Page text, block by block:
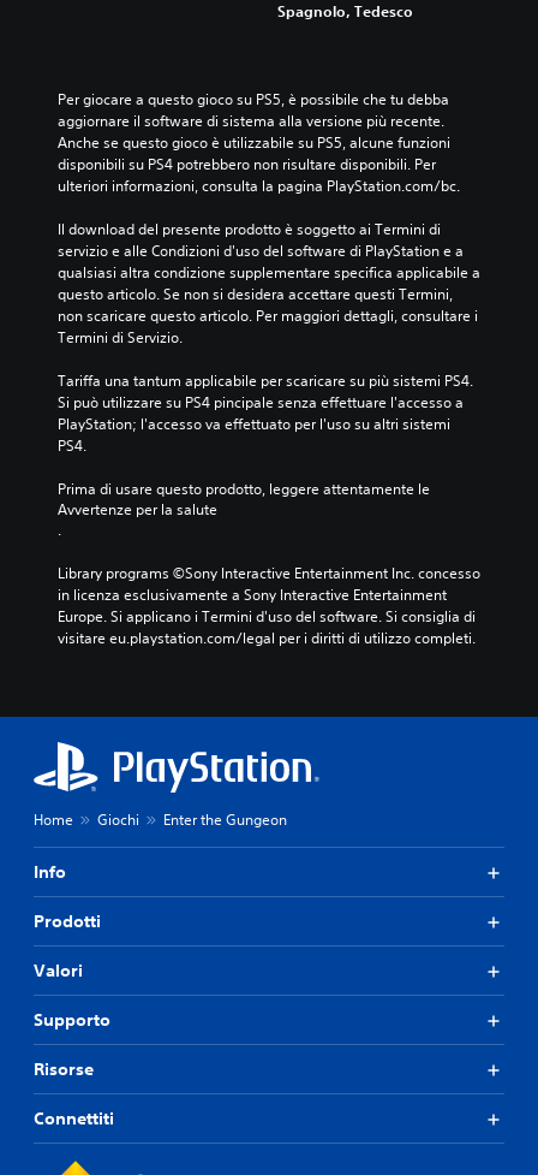
Spagnolo, Tedesco
Per giocare a questo gioco su PS5, è possibile che tu debba
aggiornare il software di sistema alla versione più recente.
Anche se questo gioco è utilizzabile su PS5, alcune funzioni
disponibili su PS4 potrebbero non risultare disponibili. Per
ulteriori informazioni, consulta la pagina PlayStation.com/bc.
Il download del presente prodotto è soggetto ai Termini di
servizio e alle Condizioni d'uso del software di PlayStation e a
qualsiasi altra condizione supplementare specifica applicabile a
questo articolo. Se non si desidera accettare questi Termini,
non scaricare questo articolo. Per maggiori dettagli, consultare i
Termini di Servizio.
Tariffa una tantum applicabile per scaricare su più sistemi PS4.
Si può utilizzare su PS4 pincipale senza effettuare l'accesso a
PlayStation; l'accesso va effettuato per l'uso su altri sistemi
PS4.
Prima di usare questo prodotto, leggere attentamente le
Avvertenze per la salute
.
Library programs ©Sony Interactive Entertainment Inc. concesso
in licenza esclusivamente a Sony Interactive Entertainment
Europe. Si applicano i Termini d'uso del software. Si consiglia di
visitare eu.playstation.com/legal per i diritti di utilizzo completi.
Home Giochi Enter the Gungeon
Info
Prodotti
Valori
Supporto
Risorse
Connettiti